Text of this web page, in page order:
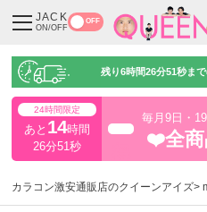
JACK
ON/OFF
OFF
残り6時間26分50秒ま
24時間限定
あと 14時間
26分50秒
毎月9日・
❤️全商
カラコン激安通販店のクイーンアイズ